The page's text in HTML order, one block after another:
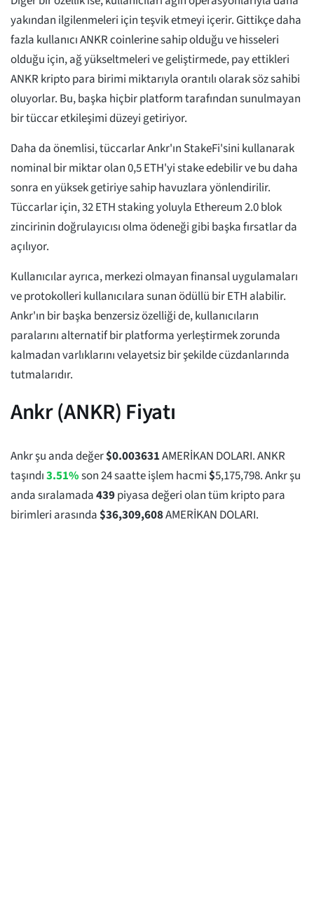
yakından ilgilenmeleri için teşvik etmeyi içerir. Gittikçe daha
fazla kullanıcı ANKR coinlerine sahip olduğu ve hisseleri
olduğu için, ağ yükseltmeleri ve geliştirmede, pay ettikleri
ANKR kripto para birimi miktarıyla orantılı olarak söz sahibi
oluyorlar. Bu, başka hiçbir platform tarafından sunulmayan
bir tüccar etkileşimi düzeyi getiriyor.
Daha da önemlisi, tüccarlar Ankr'ın StakeFi'sini kullanarak
nominal bir miktar olan 0,5 ETH'yi stake edebilir ve bu daha
sonra en yüksek getiriye sahip havuzlara yönlendirilir.
Tüccarlar için, 32 ETH staking yoluyla Ethereum 2.0 blok
zincirinin doğrulayıcısı olma ödeneği gibi başka fırsatlar da
açılıyor.
Kullanıcılar ayrıca, merkezi olmayan finansal uygulamaları
ve protokolleri kullanıcılara sunan ödüllü bir ETH alabilir.
Ankr'ın bir başka benzersiz özelliği de, kullanıcıların
paralarını alternatif bir platforma yerleştirmek zorunda
kalmadan varlıklarını velayetsiz bir şekilde cüzdanlarında
tutmalarıdır.
Ankr (ANKR) Fiyatı
Ankr şu anda değer$0.003631AMERİKAN DOLARI. ANKR
taşındı3.51%son 24 saatte işlem hacmi$5,175,798. Ankr şu
anda sıralamada439piyasa değeri olan tüm kripto para
birimleri arasında$36,309,608AMERİKAN DOLARI.